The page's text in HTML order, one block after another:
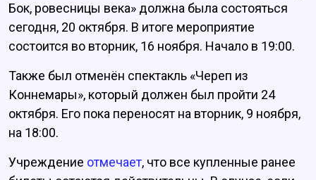
Бок, ровесницы века» должна была состояться
сегодня, 20 октября. В итоге мероприятие
состоится во вторник, 16 ноября. Начало в 19:00.
Также был отменён спектакль «Череп из
Коннемары», который должен был пройти 24
октября. Его пока переносят на вторник, 9 ноября,
на 18:00.
Учреждение отмечает, что все купленные ранее